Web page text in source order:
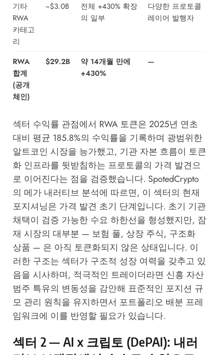
기타
RWA
카테고
리
~$3.0B
전체 +430% 확장
의 일부
다양한 프로토콜
레이어 발행자
RWA
합계
(공개
체인)
$29.2B
약 14개월 만에
+430%
—
섹터 수익률 관점에서 RWA 토큰은 2025년 연초
대비 평균 185.8%의 수익률을 기록하며 광범위한
알트코인 시장을 능가했고, 기관 자본 흐름이 토큰
화 인프라를 뒷받침하는 프로토콜의 가격 발견으
로 이어진다는 점을 검증했습니다. SpotedCrypto
의 메가 내러티브 분석에 따르면, 이 섹터의 현재
포지셔닝은 가격 발견 초기 단계입니다. 초기 기관
채택이 검증 가능한 수요 하한선을 형성했지만, 잠
재 시장의 대부분 — 보험 풀, 상장 주식, 구조화
상품 — 은 아직 토큰화되지 않은 상태입니다. 이
러한 구조는 섹터가 구조적 성장 여력을 갖추고 있
음을 시사하며, 적극적인 트레이더라면 신흥 자산
범주 특유의 변동성을 감안해 표준적인 포지션 규
모 관리 원칙을 유지하면서 포트폴리오 배분 프레
임워크에 이를 반영할 필요가 있습니다.
섹터 2 — AI x 크립토 (DePAI): 내러